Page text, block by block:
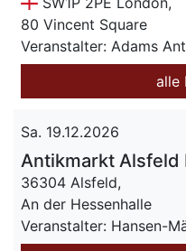
80 Vincent Square
Veranstalter: Adams
alle
Sa. 19.12.2026
Antikmarkt Alsfeld
36304 Alsfeld,
An der Hessenhalle
Veranstalter: Hansen-